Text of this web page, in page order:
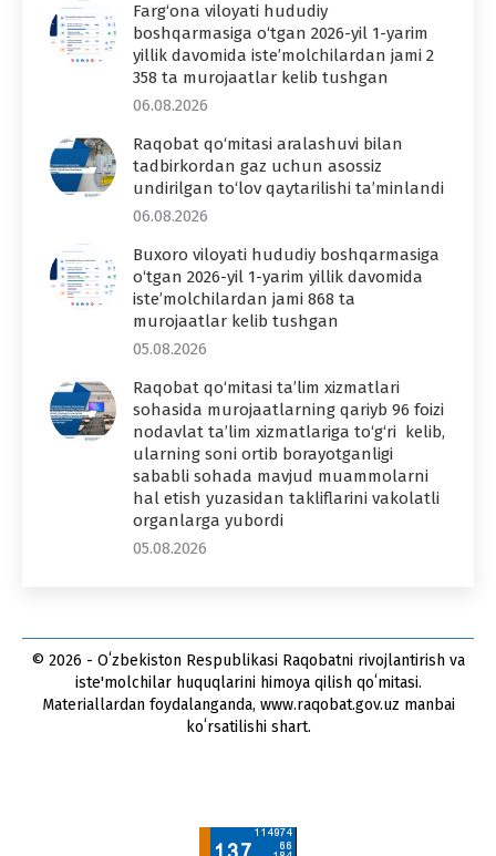
Farg‘ona viloyati hududiy
boshqarmasiga o‘tgan 2026-yil 1-yarim
yillik davomida iste’molchilardan jami 2
358 ta murojaatlar kelib tushgan
06.08.2026
Raqobat qo‘mitasi aralashuvi bilan
tadbirkordan gaz uchun asossiz
undirilgan to‘lov qaytarilishi ta’minlandi
06.08.2026
Buxoro viloyati hududiy boshqarmasiga
o‘tgan 2026-yil 1-yarim yillik davomida
iste’molchilardan jami 868 ta
murojaatlar kelib tushgan
05.08.2026
Raqobat qo‘mitasi ta’lim xizmatlari
sohasida murojaatlarning qariyb 96 foizi
nodavlat ta’lim xizmatlariga to‘g‘ri kelib,
ularning soni ortib borayotganligi
sababli sohada mavjud muammolarni
hal etish yuzasidan takliflarini vakolatli
organlarga yubordi
05.08.2026
© 2026 - Oʻzbekiston Respublikasi Raqobatni rivojlantirish va
iste'molchilar huquqlarini himoya qilish qoʻmitasi.
Materiallardan foydalanganda, www.raqobat.gov.uz manbai
koʻrsatilishi shart.